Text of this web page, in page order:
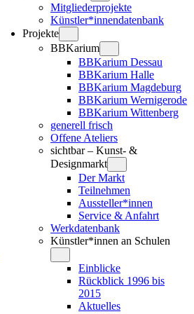
Mitgliederprojekte
Künstler*innendatenbank
Projekte
BBKarium
BBKarium Dessau
BBKarium Halle
BBKarium Magdeburg
BBKarium Wernigerode
BBKarium Wittenberg
generell frisch
Offene Ateliers
sichtbar – Kunst- &
Designmarkt
Der Markt
Teilnehmen
Aussteller*innen
Service & Anfahrt
Werkdatenbank
Künstler*innen an Schulen
Einblicke
Rückblick 1996 bis
2015
Aktuelles